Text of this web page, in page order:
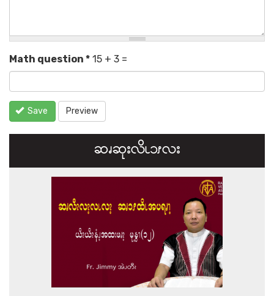
Math question * 15 + 3 =
Save Preview
ဆၧဆုးလိၬ၁ၭလး